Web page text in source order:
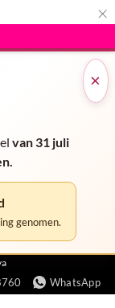
×
×
van 31 juli
genomen.
WhatsApp